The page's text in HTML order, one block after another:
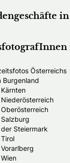
Österreichs
Steiermark